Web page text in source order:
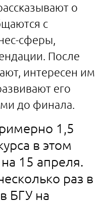
о
с
сферы,
После
интересен им
его
до финала.
1,5
в этом
15 апреля.
раз в
БГУ на